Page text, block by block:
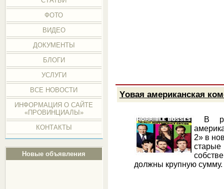
ФОТО
ВИДЕО
ДОКУМЕНТЫ
БЛОГИ
УСЛУГИ
ВСЕ НОВОСТИ
ИНФОРМАЦИЯ О САЙТЕ
«ПРОВИНЦИАЛЫ»
КОНТАКТЫ
Новые объявления
Yовая американская
В
2» в
должны крупную сумму.